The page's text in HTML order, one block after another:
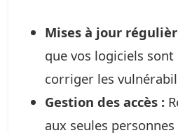
Mises à jour
que vos logiciels
corriger les
Gestion des accès :
aux seules